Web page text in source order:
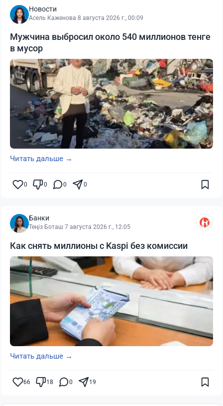
Новости
Асель Каженова·8 августа 2026 г., 00:09
Мужчина выбросил около 540 миллионов тенге
в мусор
Читать дальше →
0 0 0 0
Банки
Теңіз Боташ·7 августа 2026 г., 12:05
Как снять миллионы с Kaspi без комиссии
Читать дальше →
66 18 0 19